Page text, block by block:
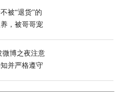
被“退货”的
，被哥哥宠
微博之夜注意
并严格遵守